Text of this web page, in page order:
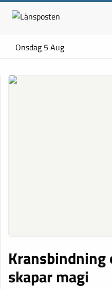
Onsdag 5 Aug
skapar magi